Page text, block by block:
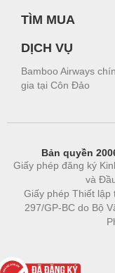
TÌM MUA
DỊCH VỤ
Bamboo Airways
gia tại Côn Đảo
Bản quyền
Giấy phép đăng ký
và
Giấy phép Thiết
297/GP-BC do Bộ